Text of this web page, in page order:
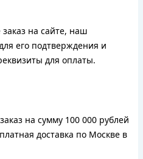
на сайте, наш
его подтверждения и
для оплаты.
на сумму 100 000 рублей
доставка по Москве в